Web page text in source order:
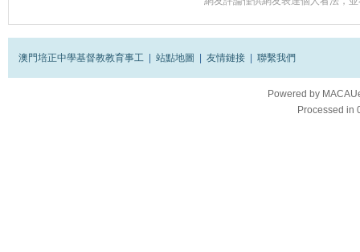
澳門培正中學基督教教育事工 站點地圖 友情鏈接 聯繫我們
Powered by
Processed in